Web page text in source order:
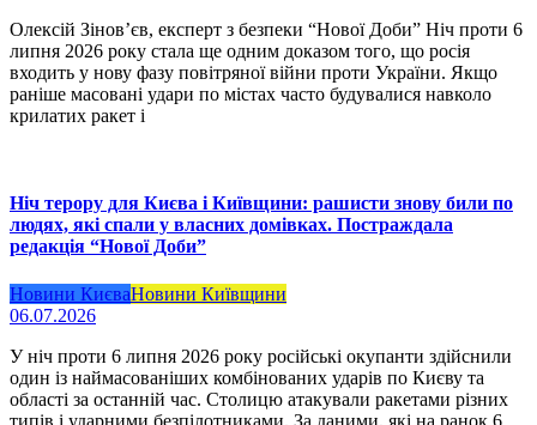
Олексій Зінов’єв, експерт з безпеки “Нової Доби” Ніч проти 6
липня 2026 року стала ще одним доказом того, що росія
входить у нову фазу повітряної війни проти України. Якщо
раніше масовані удари по містах часто будувалися навколо
крилатих ракет і
Ніч терору для Києва і Київщини: рашисти знову били по
людях, які спали у власних домівках. Постраждала
редакція “Нової Доби”
Новини КиєваНовини Київщини
06.07.2026
У ніч проти 6 липня 2026 року російські окупанти здійснили
один із наймасованіших комбінованих ударів по Києву та
області за останній час. Столицю атакували ракетами різних
типів і ударними безпілотниками. За даними, які на ранок 6